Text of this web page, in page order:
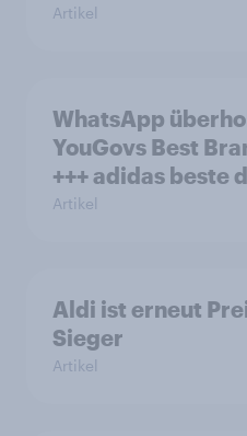
Artikel
WhatsApp
YouGovs Best
+++ adidas beste
Artikel
Aldi ist erneut
Sieger
Artikel